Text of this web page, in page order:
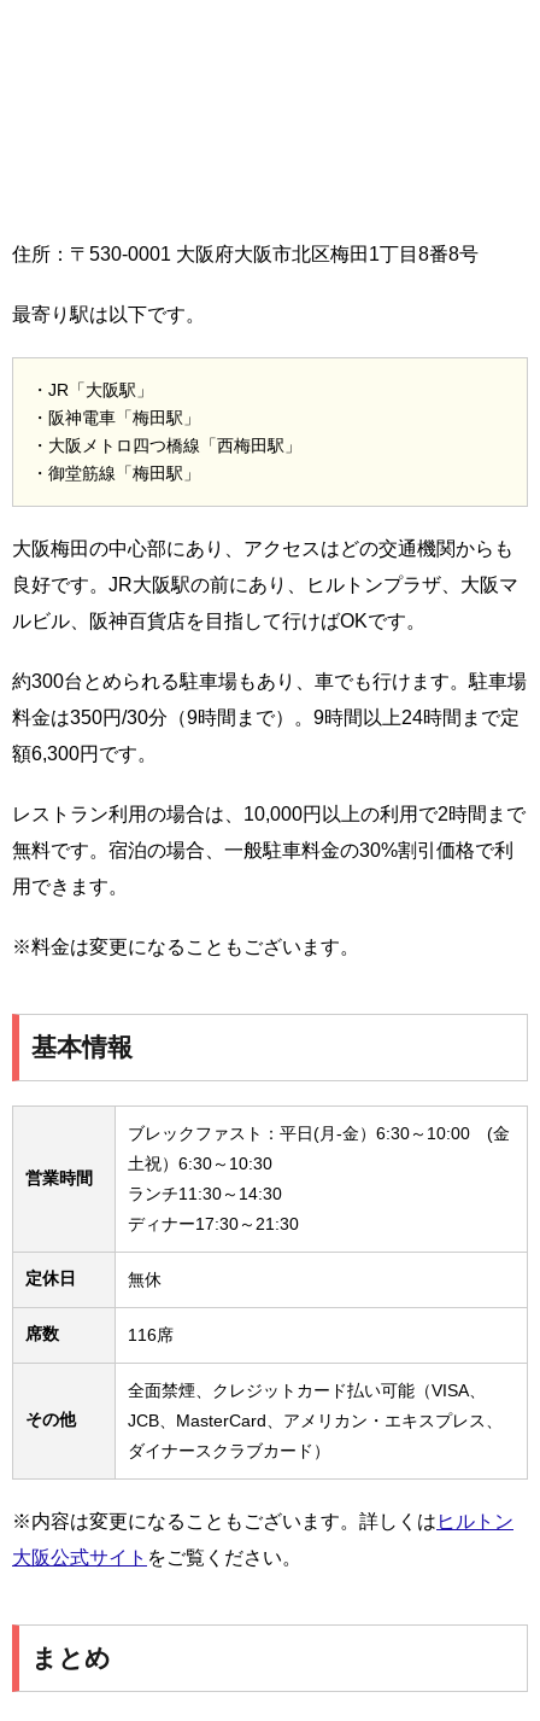
住所：〒530-0001 大阪府大阪市北区梅田1丁目8番8号
最寄り駅は以下です。
・JR「大阪駅」
・阪神電車「梅田駅」
・大阪メトロ四つ橋線「西梅田駅」
・御堂筋線「梅田駅」
大阪梅田の中心部にあり、アクセスはどの交通機関からも
良好です。JR大阪駅の前にあり、ヒルトンプラザ、大阪マ
ルビル、阪神百貨店を目指して行けばOKです。
約300台とめられる駐車場もあり、車でも行けます。駐車場
料金は350円/30分（9時間まで）。9時間以上24時間まで定
額6,300円です。
レストラン利用の場合は、10,000円以上の利用で2時間まで
無料です。宿泊の場合、一般駐車料金の30%割引価格で利
用できます。
※料金は変更になることもございます。
基本情報
営業時間
ブレックファスト：平日(月-金）6:30～10:00 (金
土祝）6:30～10:30
ランチ11:30～14:30
ディナー17:30～21:30
定休日 無休
席数 116席
その他
全面禁煙、クレジットカード払い可能（VISA、
JCB、MasterCard、アメリカン・エキスプレス、
ダイナースクラブカード）
※内容は変更になることもございます。詳しくは ヒルトン
大阪公式サイト をご覧ください。
まとめ